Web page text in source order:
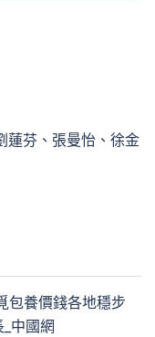
蓮芬、張曼怡、徐金
養價錢各地穩步
中國網